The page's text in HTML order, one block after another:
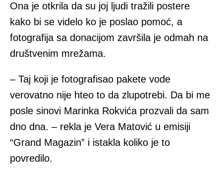
Ona je otkrila da su joj ljudi tražili postere
kako bi se videlo ko je poslao pomoć, a
fotografija sa donacijom završila je odmah na
društvenim mrežama.
– Taj koji je fotografisao pakete vode
verovatno nije hteo to da zlupotrebi. Da bi me
posle sinovi Marinka Rokvića prozvali da sam
dno dna. – rekla je Vera Matović u emisiji
“Grand Magazin” i istakla koliko je to
povredilo.